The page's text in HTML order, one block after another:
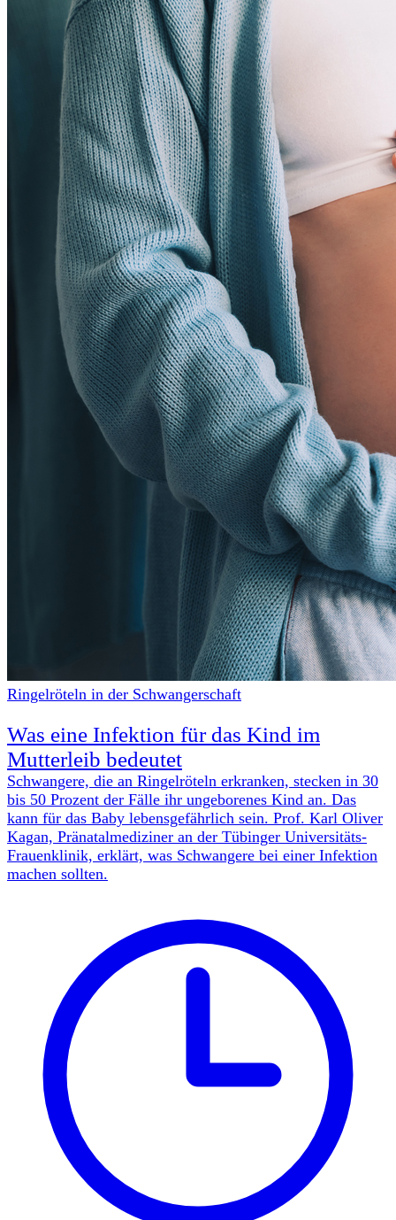
Ringelröteln in der Schwangerschaft
Was eine Infektion für das Kind im
Mutterleib bedeutet
Schwangere, die an Ringelröteln erkranken, stecken in 30
bis 50 Prozent der Fälle ihr ungeborenes Kind an. Das
kann für das Baby lebensgefährlich sein. Prof. Karl Oliver
Kagan, Pränatalmediziner an der Tübinger Universitäts-
Frauenklinik, erklärt, was Schwangere bei einer Infektion
machen sollten.